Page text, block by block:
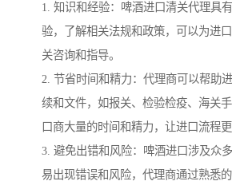
1. 知识和经验：啤酒进口清关代理具
验，了解相关法规和政策，可以为进
关咨询和指导。
2. 节省时间和精力：代理商可以帮助
续和文件，如报关、检验检疫、海关
口商大量的时间和精力，让进口流程更
3. 避免出错和风险：啤酒进口涉及众
易出现错误和风险，代理商通过熟悉